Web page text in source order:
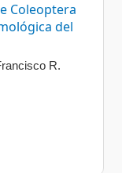
Coleoptera
del
R.